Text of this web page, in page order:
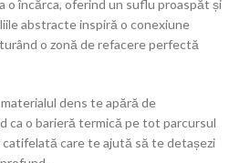
o încărca, oferind un suflu proaspăt și
abstracte inspiră o conexiune
o zonă de refacere perfectă
dens te apără de
ca o barieră termică pe tot parcursul
care te ajută să te detașezi